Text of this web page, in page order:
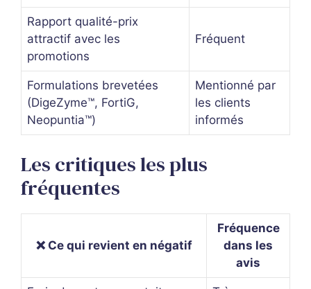
Rapport qualité-prix
attractif avec les
promotions
Fréquent
Formulations brevetées
(DigeZyme™, FortiG,
Neopuntia™)
Mentionné par
les clients
informés
Les critiques les plus
fréquentes
❌ Ce qui revient en négatif
Fréquence
dans les
avis